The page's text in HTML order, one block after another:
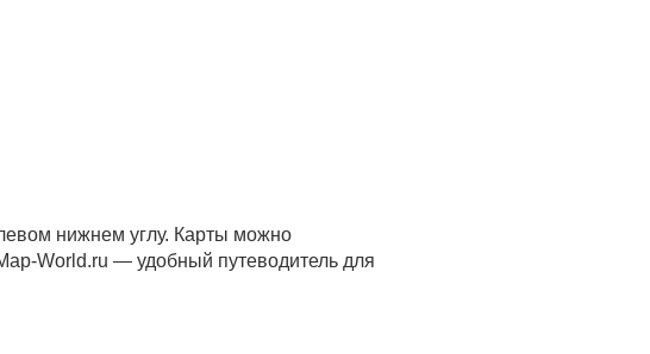
нижнем углу. Карты можно
World.ru — удобный путеводитель для